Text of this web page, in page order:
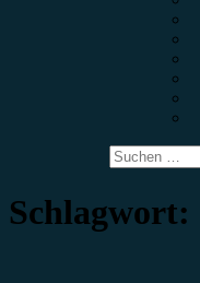
Suchen
nach:
Schlagwort: